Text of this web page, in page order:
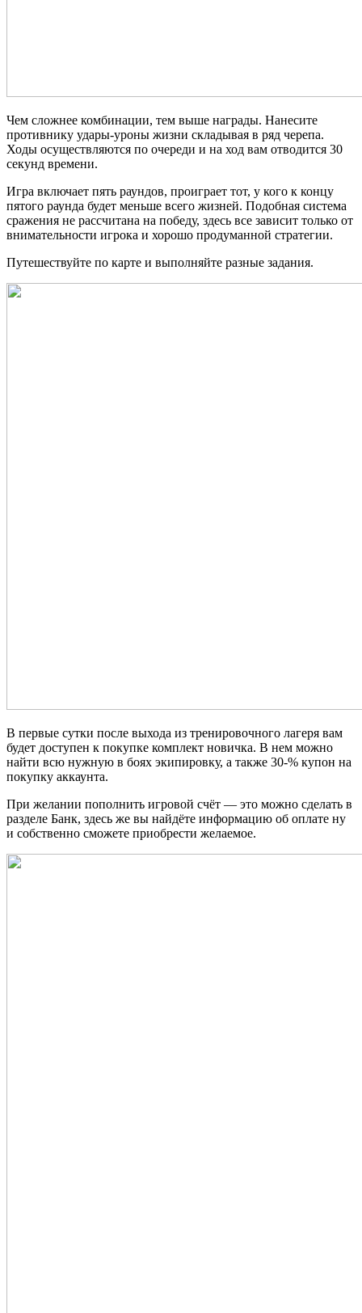
Чем сложнее комбинации, тем выше награды. Нанесите
противнику удары-уроны жизни складывая в ряд черепа.
Ходы осуществляются по очереди и на ход вам отводится 30
секунд времени.
Игра включает пять раундов, проиграет тот, у кого к концу
пятого раунда будет меньше всего жизней. Подобная система
сражения не рассчитана на победу, здесь все зависит только от
внимательности игрока и хорошо продуманной стратегии.
Путешествуйте по карте и выполняйте разные задания.
В первые сутки после выхода из тренировочного лагеря вам
будет доступен к покупке комплект новичка. В нем можно
найти всю нужную в боях экипировку, а также 30-% купон на
покупку аккаунта.
При желании пополнить игровой счёт — это можно сделать в
разделе Банк, здесь же вы найдёте информацию об оплате ну
и собственно сможете приобрести желаемое.